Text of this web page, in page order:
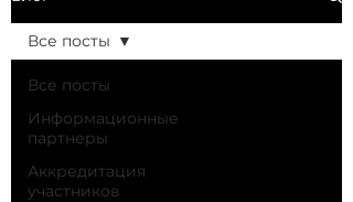
Все посты
Информационные
партнеры
Аккредитация
участников
Все посты